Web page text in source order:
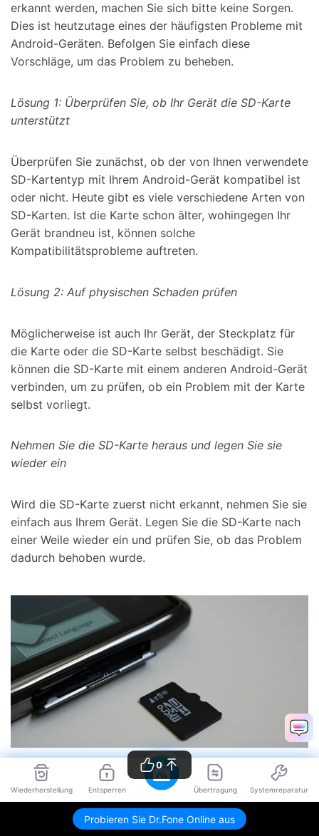
Wiederherstellung Entsperren Übertragung Systemreparatur
Probieren Sie Dr.Fone Online aus
erkannt werden, machen Sie sich bitte keine Sorgen.
Dies ist heutzutage eines der häufigsten Probleme mit
Android-Geräten. Befolgen Sie einfach diese
Vorschläge, um das Problem zu beheben.
Lösung 1: Überprüfen Sie, ob Ihr Gerät die SD-Karte
unterstützt
Überprüfen Sie zunächst, ob der von Ihnen verwendete
SD-Kartentyp mit Ihrem Android-Gerät kompatibel ist
oder nicht. Heute gibt es viele verschiedene Arten von
SD-Karten. Ist die Karte schon älter, wohingegen Ihr
Gerät brandneu ist, können solche
Kompatibilitätsprobleme auftreten.
Lösung 2: Auf physischen Schaden prüfen
Möglicherweise ist auch Ihr Gerät, der Steckplatz für
die Karte oder die SD-Karte selbst beschädigt. Sie
können die SD-Karte mit einem anderen Android-Gerät
verbinden, um zu prüfen, ob ein Problem mit der Karte
selbst vorliegt.
Nehmen Sie die SD-Karte heraus und legen Sie sie
wieder ein
Wird die SD-Karte zuerst nicht erkannt, nehmen Sie sie
einfach aus Ihrem Gerät. Legen Sie die SD-Karte nach
einer Weile wieder ein und prüfen Sie, ob das Problem
dadurch behoben wurde.
4.2 Die SD-Karte Ihres Android Handys
ist beschädigt
0